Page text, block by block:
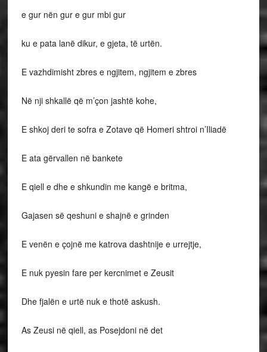
e gur nën gur e gur mbi gur
ku e pata lanë dikur, e gjeta, të urtën.
E vazhdimisht zbres e ngjitem, ngjitem e zbres
Në nji shkallë që m’çon jashtë kohe,
E shkoj deri te sofra e Zotave që Homeri shtroi n’Iliadë
E ata gërvallen në bankete
E qiell e dhe e shkundin me kangë e britma,
Gajasen së qeshuni e shajnë e grinden
E venën e çojnë me katrova dashtnije e urrejtje,
E nuk pyesin fare per kercnimet e Zeusit
Dhe fjalën e urtë nuk e thotë askush.
As Zeusi në qiell, as Posejdoni në det